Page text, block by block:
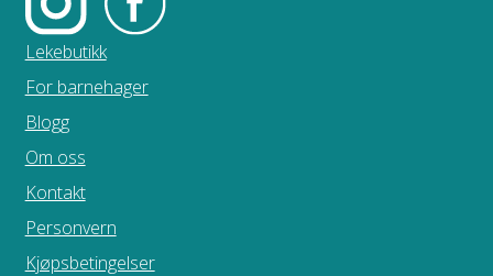
Lekebutikk
For barnehager
Blogg
Om oss
Kontakt
Personvern
Kjøpsbetingelser